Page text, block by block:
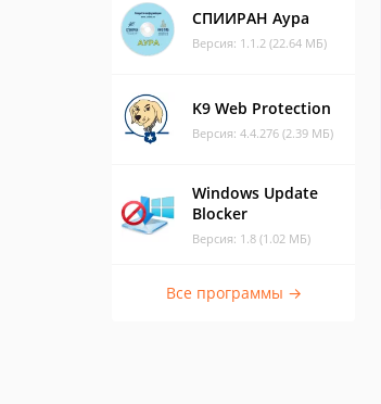
СПИИРАН Аура
Версия: 1.1.2 (22.64 МБ)
K9 Web Protection
Версия: 4.4.276 (2.39 МБ)
Windows Update
Blocker
Версия: 1.8 (1.02 МБ)
Все программы →